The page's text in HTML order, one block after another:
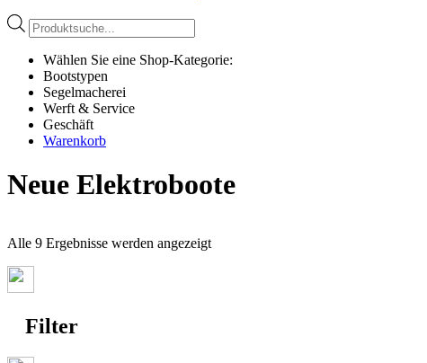
Products
search
Wählen Sie eine Shop-Kategorie:
Bootstypen
Segelmacherei
Werft & Service
Geschäft
Warenkorb
Neue Elektroboote
Alle 9 Ergebnisse werden angezeigtNach
Filter